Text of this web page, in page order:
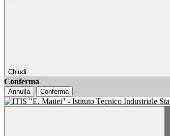
Chiudi
Conferma
Annulla Conferma